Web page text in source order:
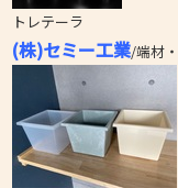
トレテーラ
(株)セミー工業/端材